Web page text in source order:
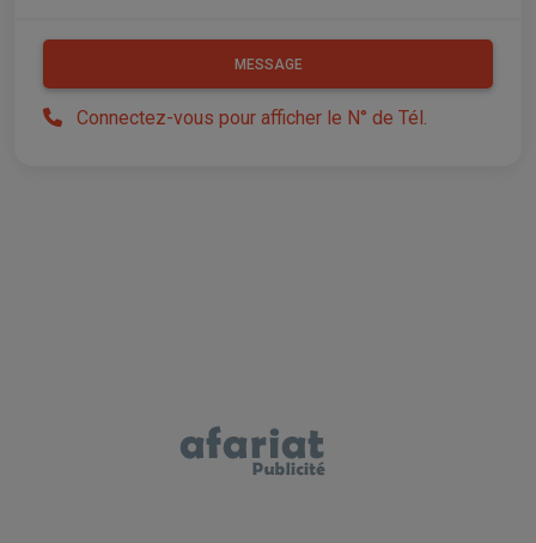
MESSAGE
Connectez-vous pour afficher le N° de Tél.